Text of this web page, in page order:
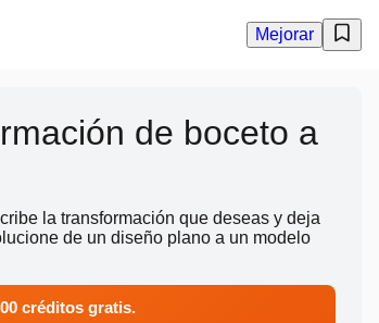
Mejorar
de boceto a
la transformación que deseas y deja
de un diseño plano a un modelo
créditos gratis.